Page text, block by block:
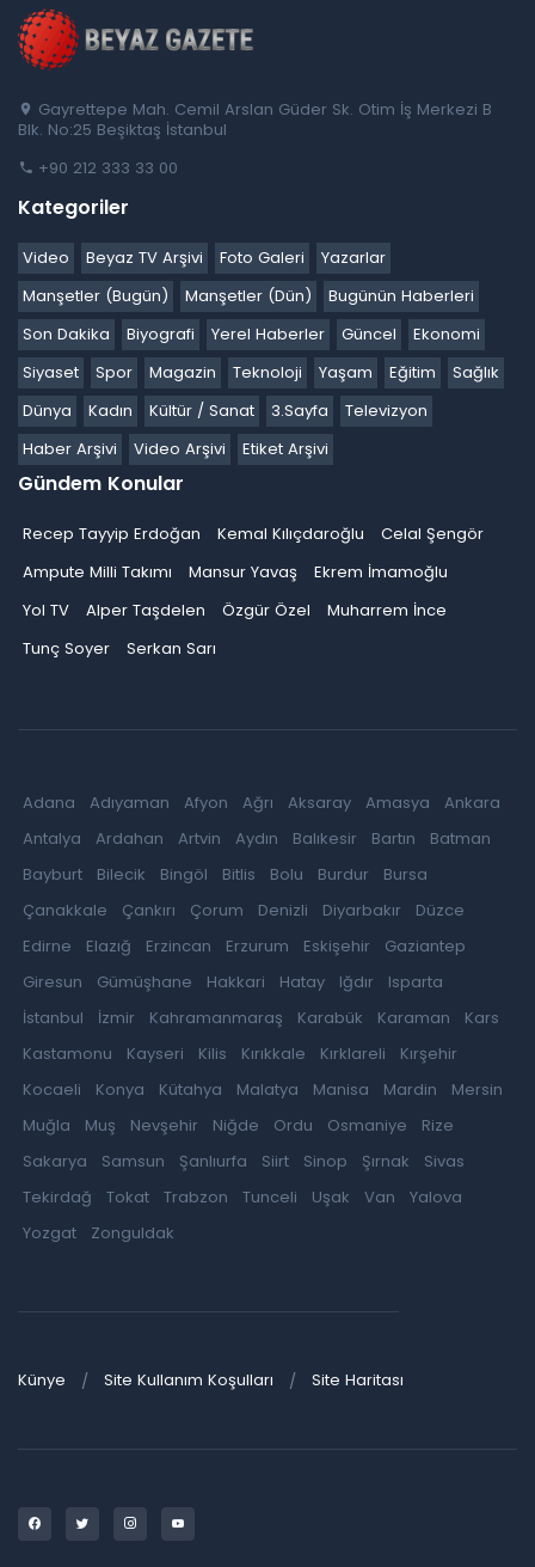
Gayrettepe Mah. Cemil Arslan Güder Sk. Otim İş Merkezi B
Blk. No:25 Beşiktaş İstanbul
+90 212 333 33 00
Kategoriler
Video Beyaz TV Arşivi Foto Galeri
Yazarlar
Manşetler (Bugün)
Manşetler (Dün)
Bugünün Haberleri
Son Dakika
Biyografi Yerel Haberler Güncel
Ekonomi
Siyaset
Spor Magazin Teknoloji Yaşam Eğitim
Sağlık
Dünya
Kadın Kültür / Sanat 3.Sayfa
Televizyon
Haber Arşivi
Video Arşivi Etiket Arşivi
Gündem Konular
Recep Tayyip Erdoğan Kemal Kılıçdaroğlu
Celal Şengör
Ampute Milli Takımı
Mansur Yavaş
Ekrem İmamoğlu
Yol TV
Alper Taşdelen Özgür Özel
Muharrem İnce
Tunç Soyer
Serkan Sarı
Adana Adıyaman Afyon Ağrı Aksaray Amasya
Ankara
Antalya
Ardahan Artvin Aydın Balıkesir Bartın
Batman
Bayburt
Bilecik Bingöl Bitlis Bolu Burdur
Bursa
Çanakkale
Çankırı Çorum Denizli Diyarbakır
Düzce
Edirne
Elazığ Erzincan Erzurum Eskişehir
Gaziantep
Giresun
Gümüşhane Hakkari Hatay Iğdır
Isparta
İstanbul
İzmir Kahramanmaraş Karabük Karaman
Kars
Kastamonu
Kayseri Kilis Kırıkkale Kırklareli
Kırşehir
Kocaeli
Konya Kütahya Malatya Manisa Mardin
Mersin
Muğla
Muş Nevşehir Niğde Ordu Osmaniye
Rize
Sakarya
Samsun Şanlıurfa Siirt Sinop Şırnak
Sivas
Tekirdağ
Tokat Trabzon Tunceli Uşak Van
Yalova
Yozgat
Zonguldak
Künye Site Kullanım Koşulları Site Haritası